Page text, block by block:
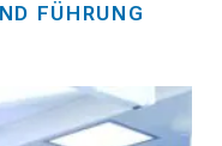
FÜHRUNG